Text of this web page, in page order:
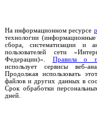
На информационном ресурсе
технологии
сбора, систематизации и
пользователей сети
Федерации)». Правила о
использует сервисы веб-
Продолжая использовать
файлов и других данных в
Срок обработки
дней.